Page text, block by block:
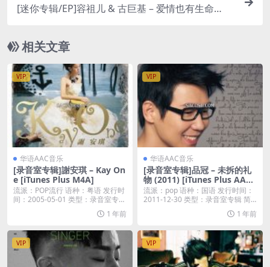
[迷你专辑/EP]容祖儿 & 古巨基 – 爱情也有生命
M4A]
相关文章
VIP
华语AAC音乐
[录音室专辑]謝安琪 – Kay On
e [iTunes Plus M4A]
流派：POP流行 语种：粤语 发行时
间：2005-05-01 类型：录音室专辑
1 年前
VIP
华语AAC音乐
[录音室专辑]品冠 – 未拆的礼
物 (2011) [iTunes Plus AAC
M4A]
流派：pop 语种：国语 发行时间：
2011-12-30 类型：录音室专辑 简
1 年前
VIP VIP